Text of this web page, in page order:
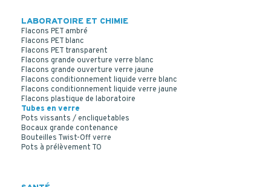
LABORATOIRE ET CHIMIE
Flacons PET ambré
Flacons PET blanc
Flacons PET transparent
Flacons grande ouverture verre blanc
Flacons grande ouverture verre jaune
Flacons conditionnement liquide verre blanc
Flacons conditionnement liquide verre jaune
Flacons plastique de laboratoire
Tubes en verre
Pots vissants / encliquetables
Bocaux grande contenance
Bouteilles Twist-Off verre
Pots à prélèvement TO